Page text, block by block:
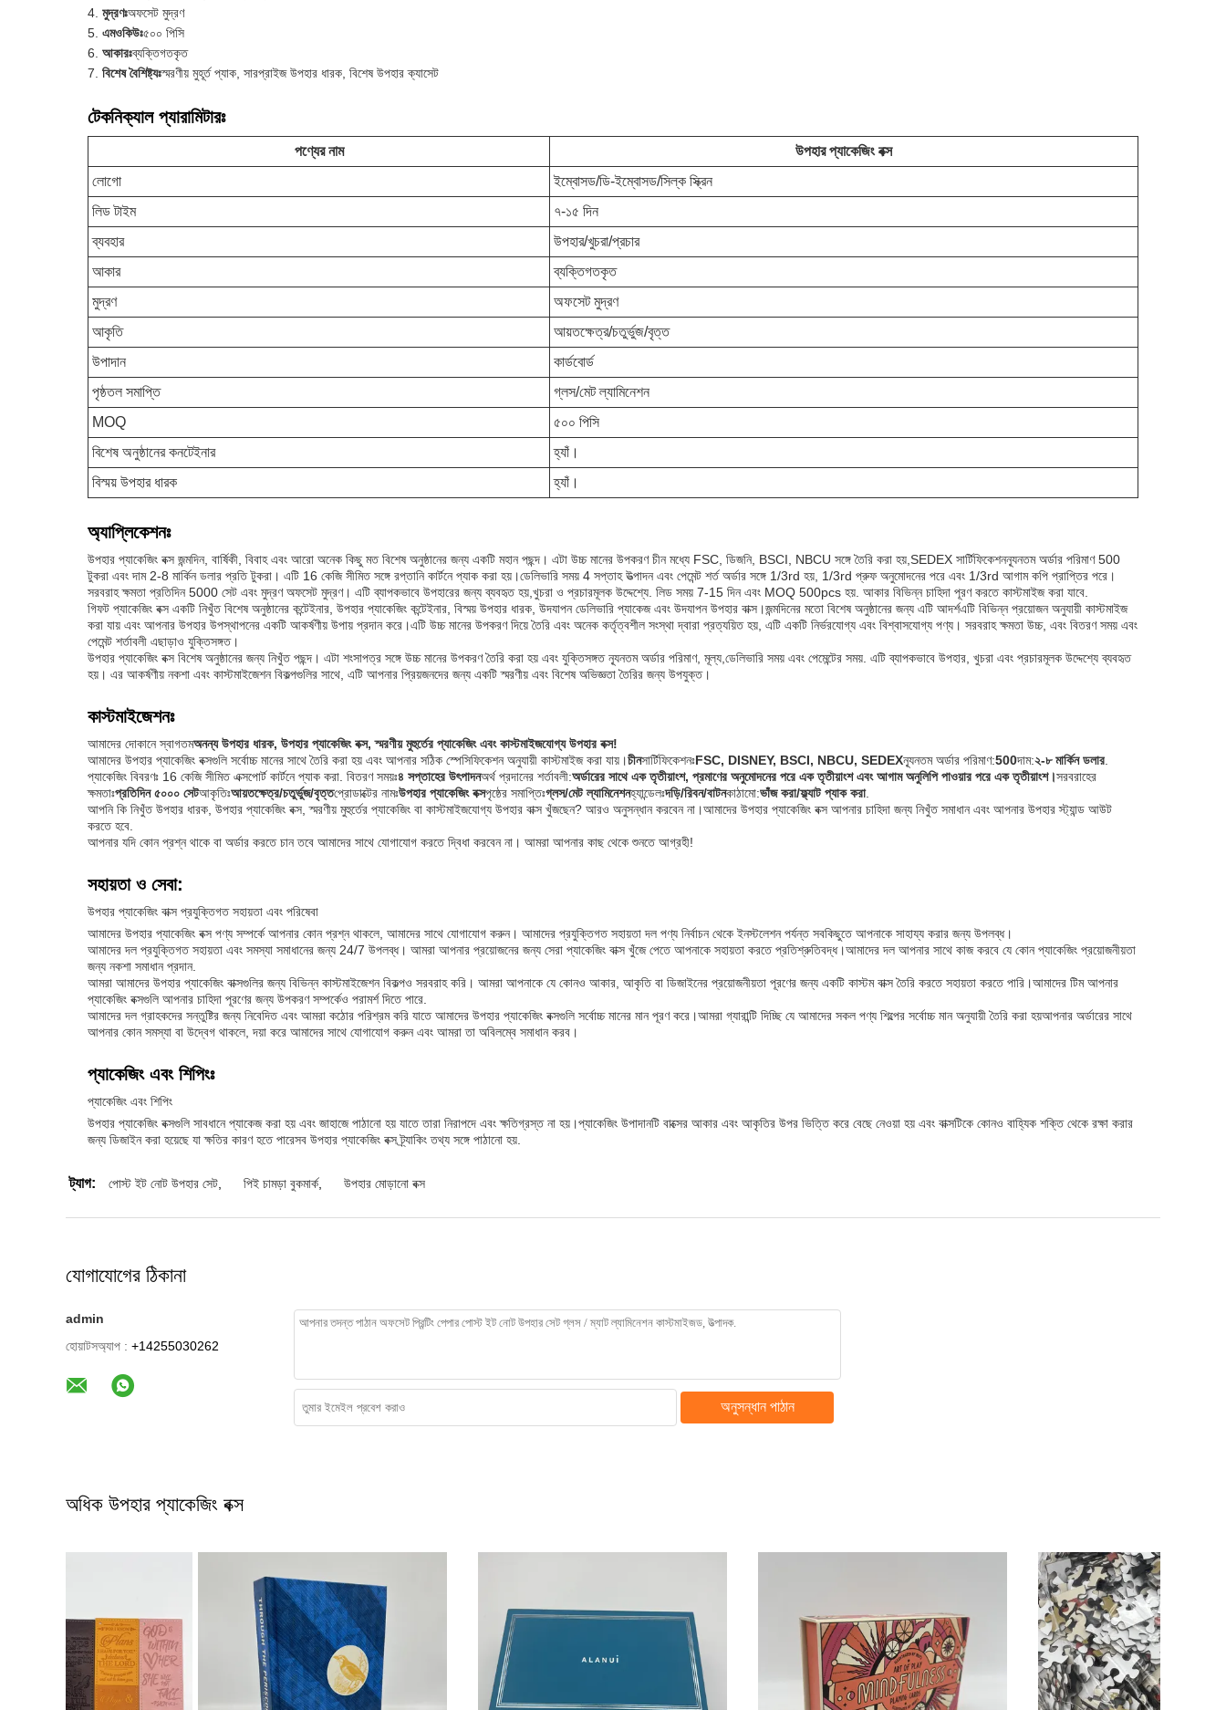
মুদ্রণঃঅফসেট মুদ্রণ
এমওকিউঃ৫০০ পিসি
আকারঃব্যক্তিগতকৃত
বিশেষ বৈশিষ্ট্যঃস্মরণীয় মুহূর্ত প্যাক, সারপ্রাইজ উপহার ধারক, বিশেষ উপহার ক্যাসেট
টেকনিক্যাল প্যারামিটারঃ
পণ্যের নাম
উপহার প্যাকেজিং বক্স
লোগো
ইম্বোসড/ডি-ইম্বোসড/সিল্ক স্ক্রিন
লিড টাইম
৭-১৫ দিন
ব্যবহার
উপহার/খুচরা/প্রচার
আকার
ব্যক্তিগতকৃত
মুদ্রণ
অফসেট মুদ্রণ
আকৃতি
আয়তক্ষেত্র/চতুর্ভুজ/বৃত্ত
উপাদান
কার্ডবোর্ড
পৃষ্ঠতল সমাপ্তি
গ্লস/মেট ল্যামিনেশন
MOQ
৫০০ পিসি
বিশেষ অনুষ্ঠানের কনটেইনার
হ্যাঁ।
বিস্ময় উপহার ধারক
হ্যাঁ।
অ্যাপ্লিকেশনঃ
উপহার প্যাকেজিং বক্স জন্মদিন, বার্ষিকী, বিবাহ এবং আরো অনেক কিছু মত বিশেষ অনুষ্ঠানের জন্য একটি মহান পছন্দ। এটা উচ্চ মানের উপকরণ চীন মধ্যে FSC, ডিজনি, BSCI, NBCU সঙ্গে তৈরি করা হয়,SEDEX সার্টিফিকেশনন্যূনতম অর্ডার পরিমাণ 500
টুকরা এবং দাম 2-8 মার্কিন ডলার প্রতি টুকরা। এটি 16 কেজি সীমিত সঙ্গে রপ্তানি কার্টনে প্যাক করা হয়।ডেলিভারি সময় 4 সপ্তাহ উত্পাদন এবং পেমেন্ট শর্ত অর্ডার সঙ্গে 1/3rd হয়, 1/3rd প্রুফ অনুমোদনের পরে এবং 1/3rd আগাম কপি প্রাপ্তির পরে।
সরবরাহ ক্ষমতা প্রতিদিন 5000 সেট এবং মুদ্রণ অফসেট মুদ্রণ। এটি ব্যাপকভাবে উপহারের জন্য ব্যবহৃত হয়,খুচরা ও প্রচারমূলক উদ্দেশ্যে. লিড সময় 7-15 দিন এবং MOQ 500pcs হয়. আকার বিভিন্ন চাহিদা পূরণ করতে কাস্টমাইজ করা যাবে.
গিফট প্যাকেজিং বক্স একটি নিখুঁত বিশেষ অনুষ্ঠানের কন্টেইনার, উপহার প্যাকেজিং কন্টেইনার, বিস্ময় উপহার ধারক, উদযাপন ডেলিভারি প্যাকেজ এবং উদযাপন উপহার বাক্স।জন্মদিনের মতো বিশেষ অনুষ্ঠানের জন্য এটি আদর্শএটি বিভিন্ন প্রয়োজন অনুযায়ী কাস্টমাইজ
করা যায় এবং আপনার উপহার উপস্থাপনের একটি আকর্ষণীয় উপায় প্রদান করে।এটি উচ্চ মানের উপকরণ দিয়ে তৈরি এবং অনেক কর্তৃত্বশীল সংস্থা দ্বারা প্রত্যয়িত হয়, এটি একটি নির্ভরযোগ্য এবং বিশ্বাসযোগ্য পণ্য। সরবরাহ ক্ষমতা উচ্চ, এবং বিতরণ সময় এবং
পেমেন্ট শর্তাবলী এছাড়াও যুক্তিসঙ্গত।
উপহার প্যাকেজিং বক্স বিশেষ অনুষ্ঠানের জন্য নিখুঁত পছন্দ। এটা শংসাপত্র সঙ্গে উচ্চ মানের উপকরণ তৈরি করা হয় এবং যুক্তিসঙ্গত ন্যূনতম অর্ডার পরিমাণ, মূল্য,ডেলিভারি সময় এবং পেমেন্টের সময়. এটি ব্যাপকভাবে উপহার, খুচরা এবং প্রচারমূলক উদ্দেশ্যে ব্যবহৃত
হয়। এর আকর্ষণীয় নকশা এবং কাস্টমাইজেশন বিকল্পগুলির সাথে, এটি আপনার প্রিয়জনদের জন্য একটি স্মরণীয় এবং বিশেষ অভিজ্ঞতা তৈরির জন্য উপযুক্ত।
কাস্টমাইজেশনঃ
আমাদের দোকানে স্বাগতমঅনন্য উপহার ধারক, উপহার প্যাকেজিং বক্স, স্মরণীয় মুহুর্তের প্যাকেজিং এবং কাস্টমাইজযোগ্য উপহার বক্স!
আমাদের উপহার প্যাকেজিং বক্সগুলি সর্বোচ্চ মানের সাথে তৈরি করা হয় এবং আপনার সঠিক স্পেসিফিকেশন অনুযায়ী কাস্টমাইজ করা যায়।চীনসার্টিফিকেশনঃFSC, DISNEY, BSCI, NBCU, SEDEXন্যূনতম অর্ডার পরিমাণ:500দাম:২-৮ মার্কিন ডলার
প্যাকেজিং বিবরণঃ 16 কেজি সীমিত এক্সপোর্ট কার্টনে প্যাক করা. বিতরণ সময়ঃ৪ সপ্তাহের উৎপাদনঅর্থ প্রদানের শর্তাবলী:অর্ডারের সাথে এক তৃতীয়াংশ, প্রমাণের অনুমোদনের পরে এক তৃতীয়াংশ এবং আগাম অনুলিপি পাওয়ার পরে এক তৃতীয়াংশ।সরবরাহের
ক্ষমতাঃপ্রতিদিন ৫০০০ সেটআকৃতিঃআয়তক্ষেত্র/চতুর্ভুজ/বৃত্তপ্রোডাক্টের নামঃউপহার প্যাকেজিং বক্সপৃষ্ঠের সমাপ্তিঃগ্লস/মেট ল্যামিনেশনহ্যান্ডেলঃদড়ি/রিবন/বাটনকাঠামো:ভাঁজ করা/ফ্ল্যাট প্যাক করা.
আপনি কি নিখুঁত উপহার ধারক, উপহার প্যাকেজিং বক্স, স্মরণীয় মুহুর্তের প্যাকেজিং বা কাস্টমাইজযোগ্য উপহার বাক্স খুঁজছেন? আরও অনুসন্ধান করবেন না।আমাদের উপহার প্যাকেজিং বক্স আপনার চাহিদা জন্য নিখুঁত সমাধান এবং আপনার উপহার স্ট্যান্ড আউট
করতে হবে.
আপনার যদি কোন প্রশ্ন থাকে বা অর্ডার করতে চান তবে আমাদের সাথে যোগাযোগ করতে দ্বিধা করবেন না। আমরা আপনার কাছ থেকে শুনতে আগ্রহী!
সহায়তা ও সেবা:
উপহার প্যাকেজিং বাক্স প্রযুক্তিগত সহায়তা এবং পরিষেবা
আমাদের উপহার প্যাকেজিং বক্স পণ্য সম্পর্কে আপনার কোন প্রশ্ন থাকলে, আমাদের সাথে যোগাযোগ করুন। আমাদের প্রযুক্তিগত সহায়তা দল পণ্য নির্বাচন থেকে ইনস্টলেশন পর্যন্ত সবকিছুতে আপনাকে সাহায্য করার জন্য উপলব্ধ।
আমাদের দল প্রযুক্তিগত সহায়তা এবং সমস্যা সমাধানের জন্য 24/7 উপলব্ধ। আমরা আপনার প্রয়োজনের জন্য সেরা প্যাকেজিং বাক্স খুঁজে পেতে আপনাকে সহায়তা করতে প্রতিশ্রুতিবদ্ধ।আমাদের দল আপনার সাথে কাজ করবে যে কোন প্যাকেজিং প্রয়োজনীয়তা
জন্য নকশা সমাধান প্রদান.
আমরা আমাদের উপহার প্যাকেজিং বাক্সগুলির জন্য বিভিন্ন কাস্টমাইজেশন বিকল্পও সরবরাহ করি। আমরা আপনাকে যে কোনও আকার, আকৃতি বা ডিজাইনের প্রয়োজনীয়তা পূরণের জন্য একটি কাস্টম বাক্স তৈরি করতে সহায়তা করতে পারি।আমাদের টিম আপনার
প্যাকেজিং বক্সগুলি আপনার চাহিদা পূরণের জন্য উপকরণ সম্পর্কেও পরামর্শ দিতে পারে.
আমাদের দল গ্রাহকদের সন্তুষ্টির জন্য নিবেদিত এবং আমরা কঠোর পরিশ্রম করি যাতে আমাদের উপহার প্যাকেজিং বক্সগুলি সর্বোচ্চ মানের মান পূরণ করে।আমরা গ্যারান্টি দিচ্ছি যে আমাদের সকল পণ্য শিল্পের সর্বোচ্চ মান অনুযায়ী তৈরি করা হয়আপনার অর্ডারের সাথে
আপনার কোন সমস্যা বা উদ্বেগ থাকলে, দয়া করে আমাদের সাথে যোগাযোগ করুন এবং আমরা তা অবিলম্বে সমাধান করব।
প্যাকেজিং এবং শিপিংঃ
প্যাকেজিং এবং শিপিং
উপহার প্যাকেজিং বক্সগুলি সাবধানে প্যাকেজ করা হয় এবং জাহাজে পাঠানো হয় যাতে তারা নিরাপদে এবং ক্ষতিগ্রস্ত না হয়।প্যাকেজিং উপাদানটি বাক্সের আকার এবং আকৃতির উপর ভিত্তি করে বেছে নেওয়া হয় এবং বাক্সটিকে কোনও বাহ্যিক শক্তি থেকে রক্ষা করার
জন্য ডিজাইন করা হয়েছে যা ক্ষতির কারণ হতে পারেসব উপহার প্যাকেজিং বক্স ট্র্যাকিং তথ্য সঙ্গে পাঠানো হয়.
ট্যাগ: পোস্ট ইট নোট উপহার সেট পিই চামড়া বুকমার্ক, উপহার মোড়ানো বক্স
যোগাযোগের ঠিকানা
admin
হোয়াটসঅ্যাপ : +14255030262
অনুসন্ধান পাঠান
অধিক উপহার প্যাকেজিং বক্স